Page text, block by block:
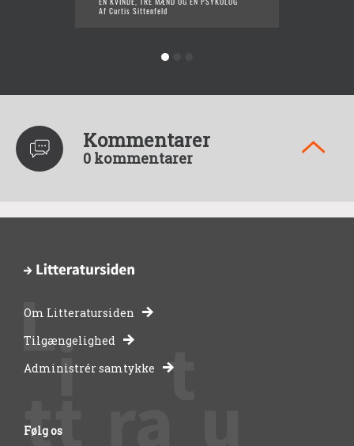
Af Curtis Sittenfeld
Kommentarer
0 kommentarer
-
bibliotekernes
side
Om Litteratursiden
Tilgængelighed
Administrér samtykke
Følg os